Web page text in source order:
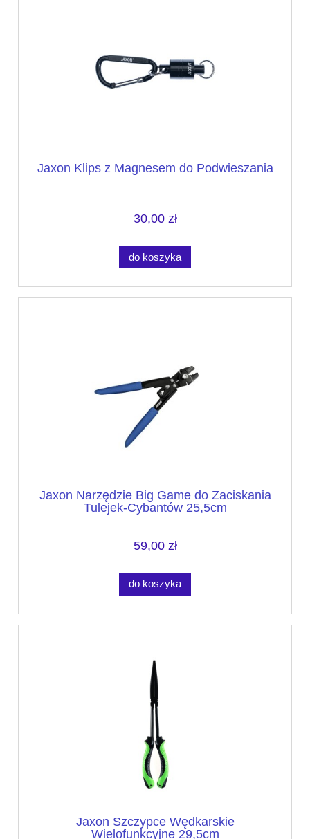
Jaxon Klips z Magnesem do Podwieszania
30,00 zł
do koszyka
Jaxon Narzędzie Big Game do Zaciskania
Tulejek-Cybantów 25,5cm
59,00 zł
do koszyka
Jaxon Szczypce Wędkarskie
Wielofunkcyjne 29,5cm